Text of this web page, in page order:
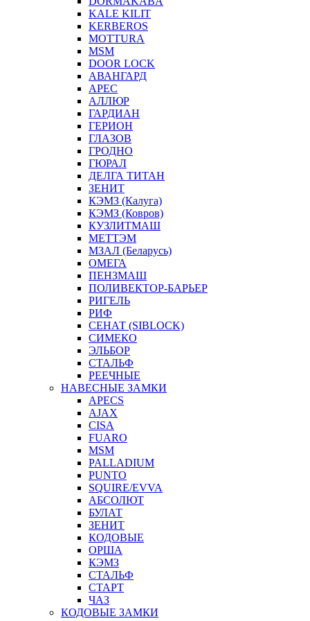
KALE KILIT
KERBEROS
MOTTURA
MSM
DOOR LOCK
АВАНГАРД
АРЕС
АЛЛЮР
ГАРДИАН
ГЕРИОН
ГЛАЗОВ
ГРОДНО
ГЮРАЛ
ДЕЛГА ТИТАН
ЗЕНИТ
КЭМЗ (Калуга)
КЭМЗ (Ковров)
КУЗЛИТМАШ
МЕТТЭМ
МЗАЛ (Беларусь)
ОМЕГА
ПЕНЗМАШ
ПОЛИВЕКТОР-БАРЬЕР
РИГЕЛЬ
РИФ
СЕНАТ (SIBLOCK)
СИМЕКО
ЭЛЬБОР
СТАЛЬФ
РЕЕЧНЫЕ
НАВЕСНЫЕ ЗАМКИ
APECS
AJAX
CISA
FUARO
MSM
PALLADIUM
PUNTO
SQUIRE/EVVA
АБСОЛЮТ
БУЛАТ
ЗЕНИТ
КОДОВЫЕ
ОРША
КЭМЗ
СТАЛЬФ
СТАРТ
ЧАЗ
КОДОВЫЕ ЗАМКИ